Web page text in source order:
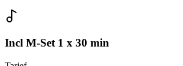
Incl M-Set 1 x 30 min